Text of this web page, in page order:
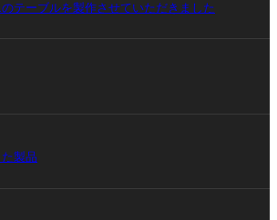
テーブルを製作させていただきました
製品